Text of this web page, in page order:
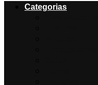
Categorias